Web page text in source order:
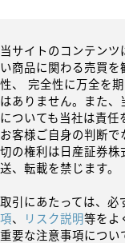
当サイトのコンテン
い商品に関わる売買
性、 完全性に万全を
はありません。また
についても当社は責任
お客様ご自身の判断
切の権利は日産証券株
送、転載を禁じます。
取引にあたっては、必
項、 リスク説明等をよ
重要な注意事項につい